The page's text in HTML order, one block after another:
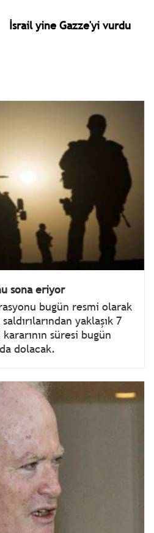
İsrail yine Gazze'yi vurdu
sona eriyor
bugün resmi olarak
yaklaşık 7
süresi bugün
dolacak.